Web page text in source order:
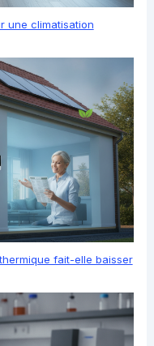
une climatisation
fait-elle baisser